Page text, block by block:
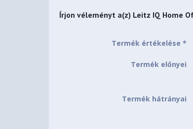
Írjon véleményt a(z) Leitz IQ Home
Termék értékelése *
Termék előnyei
Termék hátrányai